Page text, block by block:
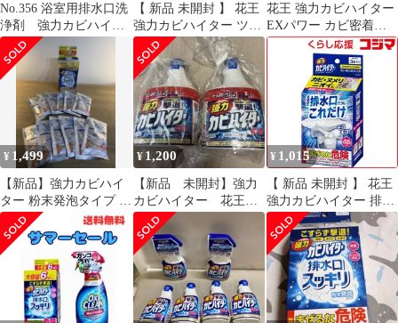
No.356 浴室用排水口洗
浄剤 強力カビハイタ
ー お風呂の排水口そ
うじこれだけ
【 新品 未開封 】 花王
強力カビハイター ツン
としないタイプ ハンデ
ィスプレー 360ml ハイ
ター 未使用 送料無料
花王 強力カビハイター
EXパワー カビ密着ジ
ェル
¥ 1,499
【新品】強力カビハイ
ター 粉末発泡タイプ 大
容量［40g×12袋］
¥1,200
【新品 未開封】強力
カビハイター 花王
カビ取り用洗浄剤
1000ml 詰替
¥ 1,015
【 新品 未開封 】 花王
強力カビハイター 排水
口そうじこれだけ 3袋
入り カビハイター 未使
用 送料無料